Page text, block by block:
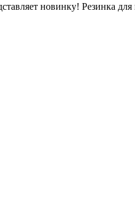
новинку! Резинка